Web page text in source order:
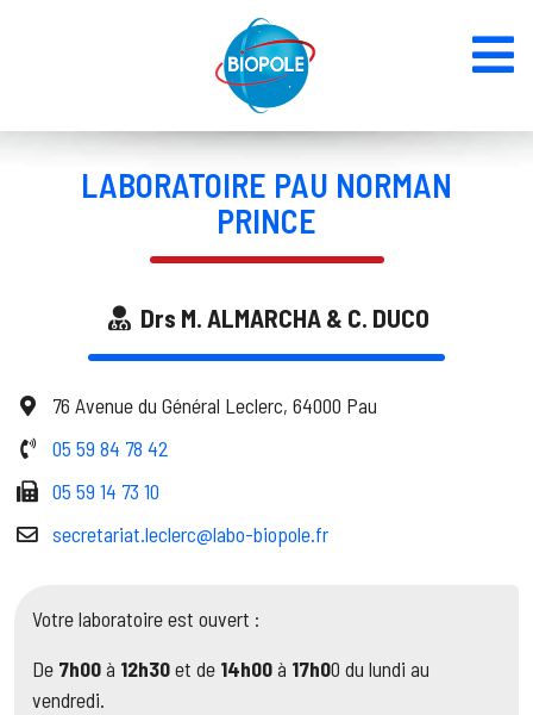
LABORATOIRE PAU NORMAN
PRINCE
Drs M. ALMARCHA & C. DUCO
76 Avenue du Général Leclerc, 64000 Pau
05 59 84 78 42
05 59 14 73 10
secretariat.leclerc@labo-biopole.fr
Votre laboratoire est ouvert :
De 7h00à 12h30et de 14h00à 17h00 du lundi au
vendredi.